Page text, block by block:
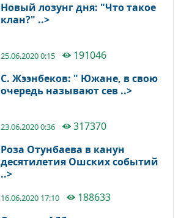
Новый лозунг дня: "Что такое
клан?" ..>
25.06.2020 0:15
191046
С. Жээнбеков: " Южане, в свою
очередь называют сев ..>
23.06.2020 0:36
317370
Роза Отунбаева в канун
десятилетия Ошских событий
..>
16.06.2020 17:10
188633